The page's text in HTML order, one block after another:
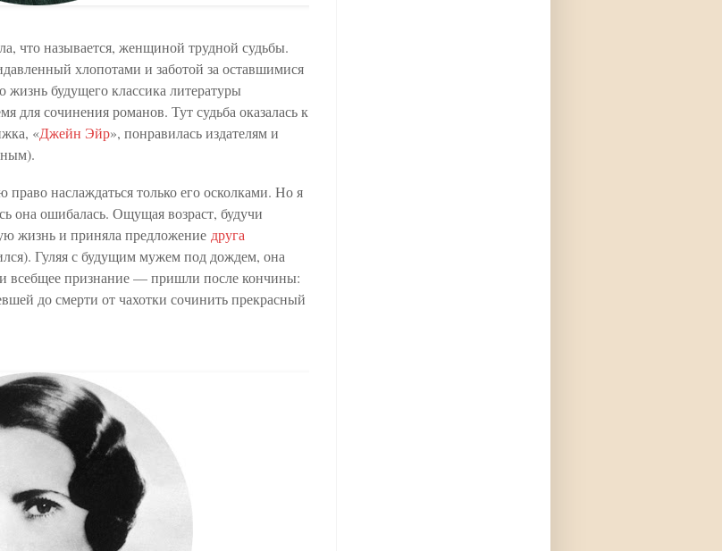
что называется, женщиной трудной судьбы.
хлопотами и заботой за оставшимися
будущего классика литературы
для сочинения романов. Тут судьба оказалась к
«Джейн Эйр», понравилась издателям и
право наслаждаться только его осколками. Но я
она ошибалась. Ощущая возраст, будучи
жизнь и приняла предложение друга
Гуляя с будущим мужем под дождем, она
всебщее признание — пришли после кончины:
до смерти от чахотки сочинить прекрасный